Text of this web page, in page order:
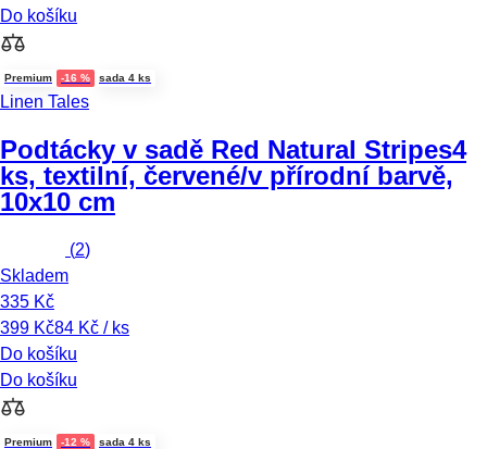
Do košíku
Premium -16 % sada 4 ks
Linen Tales
Podtácky v sadě Red Natural Stripes4
ks, textilní, červené/v přírodní barvě,
10x10 cm
(2)
Skladem
335 Kč
399 Kč84 Kč / ks
Do košíku
Do košíku
Premium -12 % sada 4 ks